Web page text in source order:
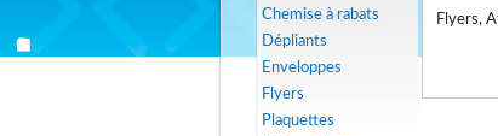
Chemise à rabats
Dépliants
Enveloppes
Flyers
Plaquettes
Flyers,